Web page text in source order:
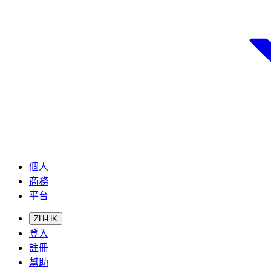
個人
商務
平台
ZH-HK
登入
註冊
幫助